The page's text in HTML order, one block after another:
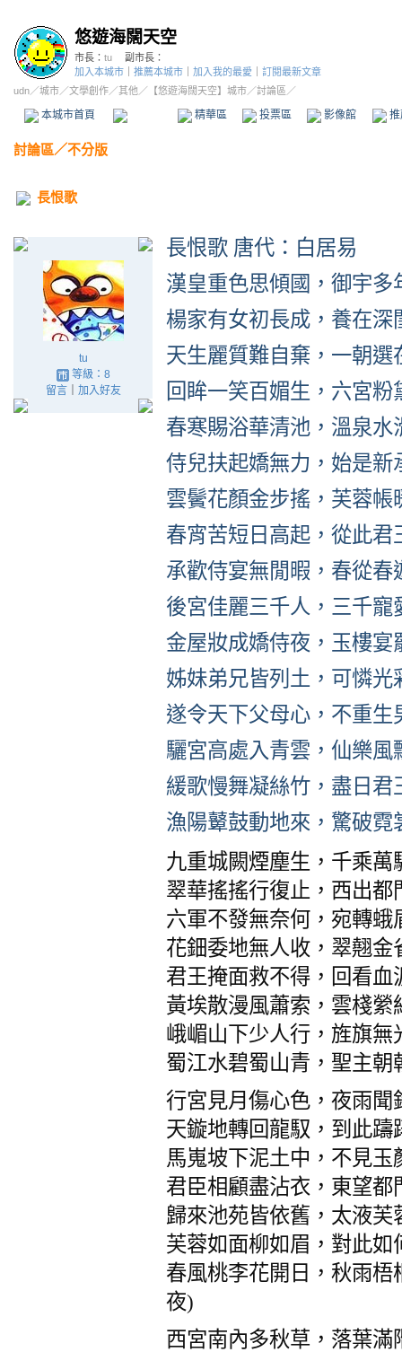
悠遊海闊天空
市長： tu
副市長：
加入本城市
推薦本城市 加入我的最愛
訂閱最新文章
udn／城市／文學創作／其他 ／ 【悠遊海闊天空】城市／討論區／
本城市首頁 精華區 投票區 影像館
討論區／不分版
長恨歌
tu
等級：8
留言｜ 加入好友
長恨歌 唐代：白居易
漢皇重色思傾國，御宇多
楊家有女初長成，養在深
天生麗質難自棄，一朝選
回眸一笑百媚生，六宮粉
春寒賜浴華清池，溫泉水
侍兒扶起嬌無力，始是新
雲鬢花顏金步搖，芙蓉帳
春宵苦短日高起，從此君
承歡侍宴無閒暇，春從春
後宮佳麗三千人，三千寵
金屋妝成嬌侍夜，玉樓宴
姊妹弟兄皆列土，可憐光
遂令天下父母心，不重生
驪宮高處入青雲，仙樂風
緩歌慢舞凝絲竹，盡日君
漁陽鼙鼓動地來，驚破霓
九重城闕煙塵生，千乘萬
翠華搖搖行復止，西出都
六軍不發無奈何，宛轉蛾
花鈿委地無人收，翠翹金
君王掩面救不得，回看血
黃埃散漫風蕭索，雲棧縈
峨嵋山下少人行，旌旗無
蜀江水碧蜀山青，聖主朝
行宮見月傷心色，夜雨聞
天鏇地轉回龍馭，到此躊
馬嵬坡下泥土中，不見玉
君臣相顧盡沾衣，東望都
歸來池苑皆依舊，太液芙
芙蓉如面柳如眉，對此如
春風桃李花開日，秋雨
夜)
西宮南內多秋草，落葉